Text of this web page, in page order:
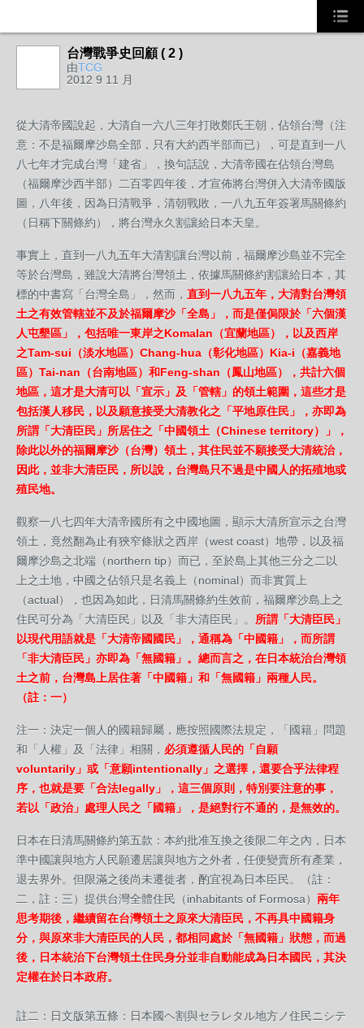
台灣戰爭史回顧 ( 2 )
由TCG
2012 9 11 月
從大清帝國說起，大清自一六八三年打敗鄭氏王朝，佔領台灣（注
意：不是福爾摩沙島全部，只有大約西半部而已），可是直到一八
八七年才完成台灣「建省」，換句話說，大清帝國在佔領台灣島
（福爾摩沙西半部）二百零四年後，才宣佈將台灣併入大清帝國版
圖，八年後，因為日清戰爭，清朝戰敗，一八九五年簽署馬關條約
（日稱下關條約），將台灣永久割讓給日本天皇。
事實上，直到一八九五年大清割讓台灣以前，福爾摩沙島並不完全
等於台灣島，雖說大清將台灣領土，依據馬關條約割讓給日本，其
標的中書寫「台灣全島」，然而， 直到一八九五年，大清對台灣領
土之有效管轄並不及於福爾摩沙「全島」，而是僅侷限於「六個漢
人屯墾區」，包括唯一東岸之Komalan（宜蘭地區），以及西岸
之Tam-sui（淡水地區）Chang-hua（彰化地區）Kia-i（嘉義地
區）Tai-nan（台南地區）和Feng-shan（鳳山地區），共計六個
地區，這才是大清可以「宣示」及「管轄」的領土範圍，這些才是
包括漢人移民，以及願意接受大清教化之「平地原住民」，亦即為
所謂「大清臣民」所居住之「中國領土（Chinese territory）」，
除此以外的福爾摩沙（台灣）領土，其住民並不願接受大清統治，
因此，並非大清臣民，所以說，台灣島只不過是中國人的拓殖地或
殖民地。
觀察一八七四年大清帝國所有之中國地圖，顯示大清所宣示之台灣
領土，竟然翻為止有狹窄條狀之西岸（west coast）地帶，以及福
爾摩沙島之北端（northern tip）而已，至於島上其他三分之二以
上之土地，中國之佔領只是名義上（nominal）而非實質上
（actual），也因為如此，日清馬關條約生效前，福爾摩沙島上之
住民可分為「大清臣民」以及「非大清臣民」。 所謂「大清臣民」
以現代用語就是「大清帝國國民」，通稱為「中國籍」，而所謂
「非大清臣民」亦即為「無國籍」。總而言之，在日本統治台灣領
土之前，台灣島上居住著「中國籍」和「無國籍」兩種人民。
（註：一）
注一：決定一個人的國籍歸屬，應按照國際法規定，「國籍」問題
和「人權」及「法律」相關， 必須遵循人民的「自願
voluntarily」或「意願intentionally」之選擇，還要合乎法律程
序，也就是要「合法legally」，這三個原則，特別要注意的事，
若以「政治」處理人民之「國籍」，是絕對行不通的，是無效的。
日本在日清馬關條約第五款：本約批准互換之後限二年之內，日本
準中國讓與地方人民願遷居讓與地方之外者，任便變賣所有產業，
退去界外。但限滿之後尚未遷徙者，酌宜視為日本臣民。（註：
二，註：三）提供台灣全體住民（inhabitants of Formosa） 兩年
思考期後，繼續留在台灣領土之原來大清臣民，不再具中國籍身
分，與原來非大清臣民的人民，都相同處於「無國籍」狀態，而過
後，日本統治下台灣領土住民身分並非自動能成為日本國民，其決
定權在於日本政府。
註二：日文版第五條：日本國ヘ割與セラレタル地方ノ住民ニシテ